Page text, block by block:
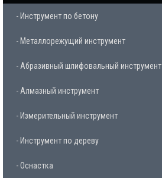
- Инструмент по бетону
- Металлорежущий инструмент
- Абразивный шлифовальный инструмент
- Алмазный инструмент
- Измерительный инструмент
- Инструмент по дереву
- Оснастка